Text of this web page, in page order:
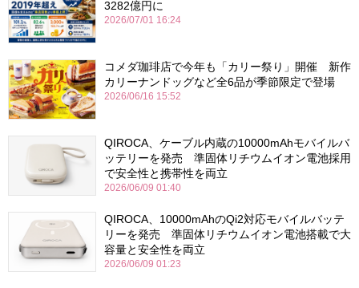
3282億円に
2026/07/01 16:24
コメダ珈琲店で今年も「カリー祭り」開催 新作
カリーナンドッグなど全6品が季節限定で登場
2026/06/16 15:52
QIROCA、ケーブル内蔵の10000mAhモバイルバ
ッテリーを発売 準固体リチウムイオン電池採用
で安全性と携帯性を両立
2026/06/09 01:40
QIROCA、10000mAhのQi2対応モバイルバッテ
リーを発売 準固体リチウムイオン電池搭載で大
容量と安全性を両立
2026/06/09 01:23